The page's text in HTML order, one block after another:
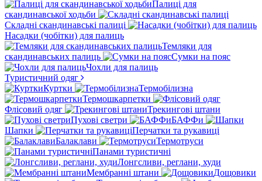
Палиці для
скандинавської ходьби
Складні скандинавські палиці
Насадки (чобітки) для палиць
Темляки для
скандинавських палиць
Сумки на пояс
Чохли для палиць
Туристичний одяг
Куртки
Термобілизна
Термошкарпетки
Флісовий одяг
Трекингові штани
Пухові светри
БАФФи
Шапки
Перчатки та рукавиці
Балаклави
Термотруси
Панами туристичні
Лонгсливи, реглани, худи
Мембранні штани
Дощовики